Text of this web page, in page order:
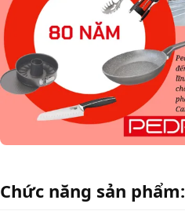
Chức năng sản phẩm: